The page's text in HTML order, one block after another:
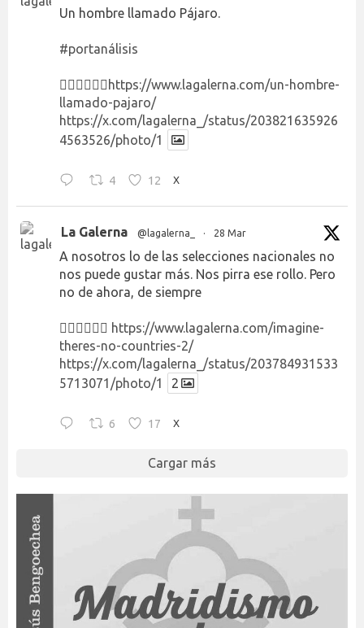
Un hombre llamado Pájaro.
#portanálisis
👉🏻👉🏻👉🏻 https://www.lagalerna.com/un-hombre-
llamado-pajaro/
https://x.com/lagalerna_/status/203821635926
4563526/photo/1
4 12 X
La Galerna @lagalerna_ · 28 Mar
A nosotros lo de las selecciones nacionales no
nos puede gustar más. Nos pirra ese rollo. Pero
no de ahora, de siempre
👉🏻👉🏻👉🏻 https://www.lagalerna.com/imagine-
theres-no-countries-2/
https://x.com/lagalerna_/status/203784931533
5713071/photo/1
2
6 17 X
Cargar más